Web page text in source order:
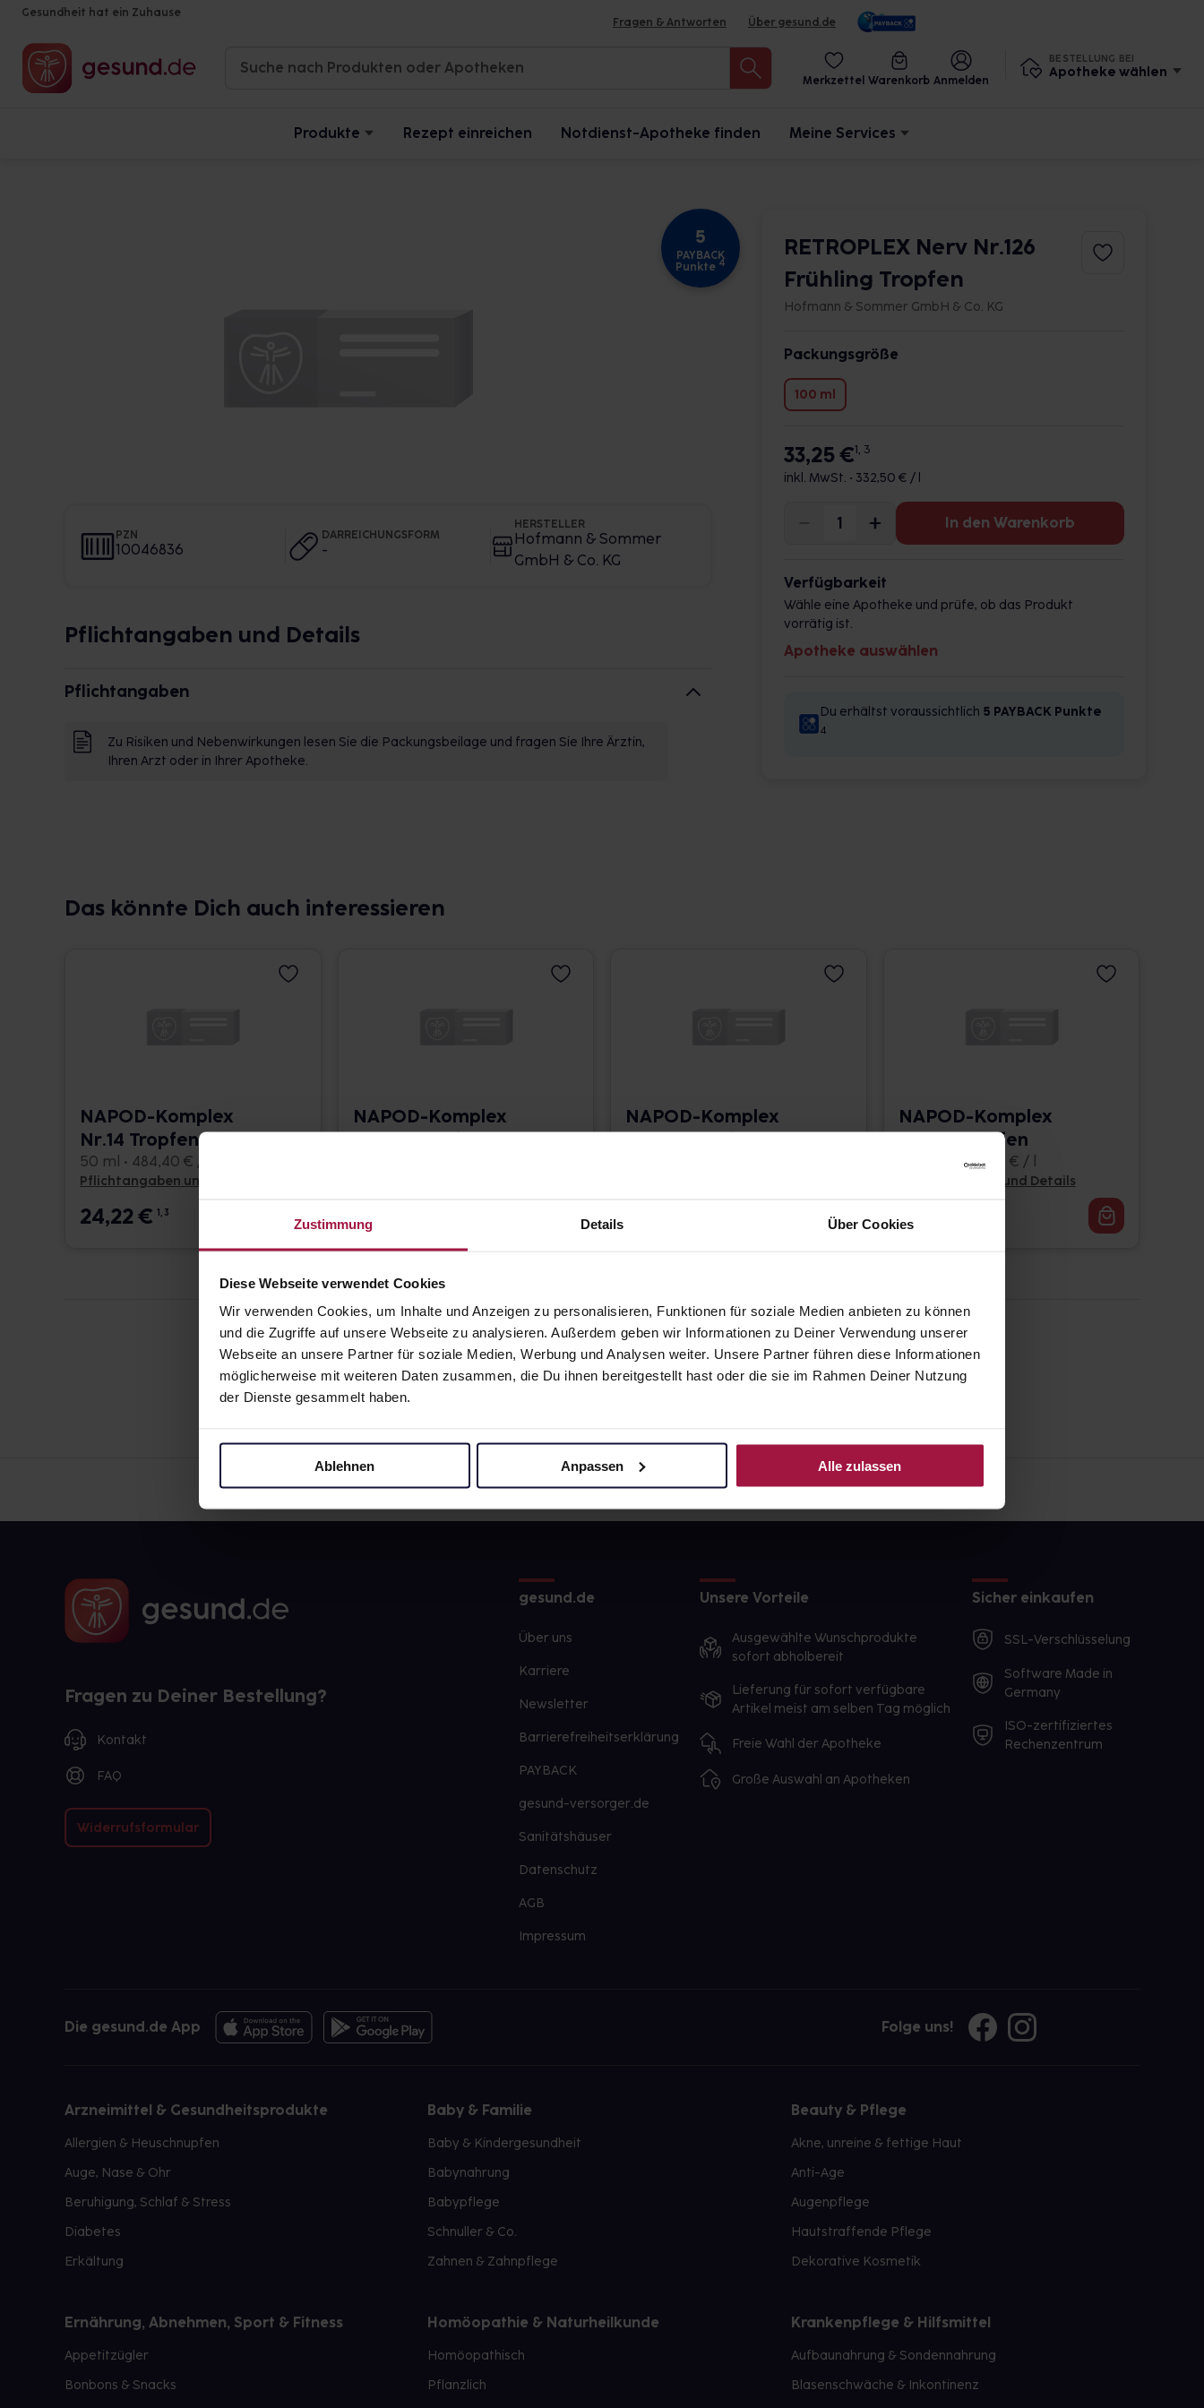
Zustimmung Details Über Cookies
Diese Webseite verwendet Cookies
Wir verwenden Cookies, um Inhalte und Anzeigen zu personalisieren, Funktionen für soziale Medien anbieten zu können
und die Zugriffe auf unsere Webseite zu analysieren. Außerdem geben wir Informationen zu Deiner Verwendung unserer
Webseite an unsere Partner für soziale Medien, Werbung und Analysen weiter. Unsere Partner führen diese Informationen
möglicherweise mit weiteren Daten zusammen, die Du ihnen bereitgestellt hast oder die sie im Rahmen Deiner Nutzung
der Dienste gesammelt haben.
Ablehnen Anpassen Alle zulassen
Gesundheit hat ein Zuhause
Fragen & Antworten Über gesund.de
Merkzettel Warenkorb Anmelden
BESTELLUNG BEI
Apotheke wählen
Produkte Rezept einreichen Notdienst-Apotheke finden Meine Services
5
PAYBACK
Punkte 4
PZN
10046836
DARREICHUNGSFORM
-
HERSTELLER
Hofmann & Sommer
GmbH & Co. KG
Pflichtangaben und Details
Pflichtangaben
Zu Risiken und Nebenwirkungen lesen Sie die Packungsbeilage und fragen Sie Ihre Ärztin,
Ihren Arzt oder in Ihrer Apotheke.
RETROPLEX Nerv Nr.126
Frühling Tropfen
Hofmann & Sommer GmbH & Co. KG
Packungsgröße
100 ml
33,25 €1, 3
inkl. MwSt. • 332,50 € / l
In den Warenkorb
Verfügbarkeit
Wähle eine Apotheke und prüfe, ob das Produkt
vorrätig ist.
Apotheke auswählen
Du erhältst voraussichtlich 5 PAYBACK Punkte
4
Das könnte Dich auch interessieren
NAPOD-Komplex
Nr.14 Tropfen
50 ml • 484,40 € / l
Pflichtangaben und Details
24,22€ 1, 3
NAPOD-Komplex
Nr.614 Tropfen
18,98
NAPOD-Komplex
Nr.144 Tropfen
NAPOD-Komplex
Nr.145 Tropfen
100 ml • 340,60 € / l
Pflichtangaben und Details
34,06
Fragen zu Deiner Bestellung?
Kontakt
FAQ
Widerrufsformular
gesund.de
Über uns
Karriere
Newsletter
Barrierefreiheitserklärung
PAYBACK
gesund-versorger.de
Sanitätshäuser
Datenschutz
AGB
Impressum
Unsere Vorteile
Ausgewählte Wunschprodukte
sofort abholbereit
Lieferung für sofort verfügbare
Artikel meist am selben Tag möglich
Freie Wahl der Apotheke
Große Auswahl an Apotheken
Sicher einkaufen
SSL-Verschlüsselung
Software Made in
Germany
ISO-zertifiziertes
Rechenzentrum
Die gesund.de App Folge uns!
Arzneimittel & Gesundheitsprodukte
Allergien & Heuschnupfen
Auge, Nase & Ohr
Beruhigung, Schlaf & Stress
Diabetes
Erkältung
Baby & Familie
Baby & Kindergesundheit
Babynahrung
Babypflege
Schnuller & Co.
Zahnen & Zahnpflege
Beauty & Pflege
Akne, unreine & fettige Haut
Anti-Age
Augenpflege
Hautstraffende Pflege
Dekorative Kosmetik
Ernährung, Abnehmen, Sport & Fitness
Appetitzügler
Bonbons & Snacks
Homöopathie & Naturheilkunde
Homöopathisch
Pflanzlich
Krankenpflege & Hilfsmittel
Aufbaunahrung & Sondennahrung
Blasenschwäche & Inkontinenz